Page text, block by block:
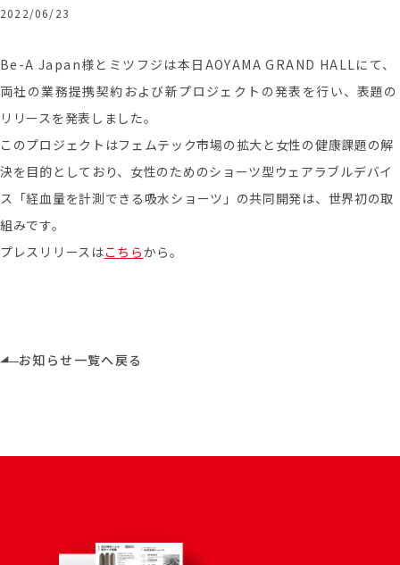
2022/06/23
Be-A Japan様とミツフジは本日 AOYAMA GRAND HALLにて、
両社の業務提携契約および新プロジェクトの発表を行い、表題の
リリースを発表しました。
このプロジェクトはフェムテック市場の拡大と女性の健康課題の解
決を目的としており、 女性のためのショーツ型ウェアラブルデバイ
ス 「経血量を計測できる吸水ショーツ」の共同開発は、世界初の取
組みです。
プレスリリースはこちらから。
お知らせ一覧へ戻る